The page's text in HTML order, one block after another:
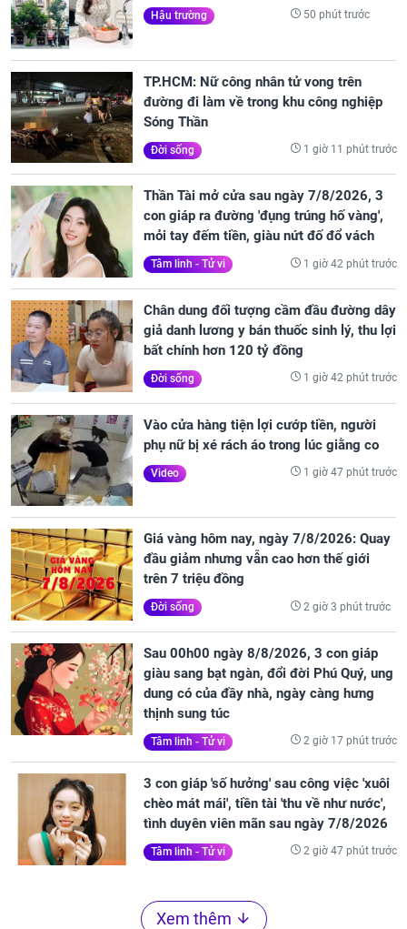
Hậu trường 50 phút trước
TP.HCM: Nữ công nhân tử vong trên
đường đi làm về trong khu công nghiệp
Sóng Thần
Đời sống 1 giờ 11 phút trước
Thần Tài mở cửa sau ngày 7/8/2026, 3
con giáp ra đường 'đụng trúng hố vàng',
mỏi tay đếm tiền, giàu nứt đố đổ vách
Tâm linh - Tử vi 1 giờ 42 phút trước
Chân dung đối tượng cầm đầu đường dây
giả danh lương y bán thuốc sinh lý, thu lợi
bất chính hơn 120 tỷ đồng
Đời sống 1 giờ 42 phút trước
Vào cửa hàng tiện lợi cướp tiền, người
phụ nữ bị xé rách áo trong lúc giằng co
Video 1 giờ 47 phút trước
Giá vàng hôm nay, ngày 7/8/2026: Quay
đầu giảm nhưng vẫn cao hơn thế giới
trên 7 triệu đồng
Đời sống 2 giờ 3 phút trước
Sau 00h00 ngày 8/8/2026, 3 con giáp
giàu sang bạt ngàn, đổi đời Phú Quý, ung
dung có của đầy nhà, ngày càng hưng
thịnh sung túc
Tâm linh - Tử vi 2 giờ 17 phút trước
3 con giáp 'số hưởng' sau công việc 'xuôi
chèo mát mái', tiền tài 'thu về như nước',
tình duyên viên mãn sau ngày 7/8/2026
Tâm linh - Tử vi 2 giờ 47 phút trước
Xem thêm